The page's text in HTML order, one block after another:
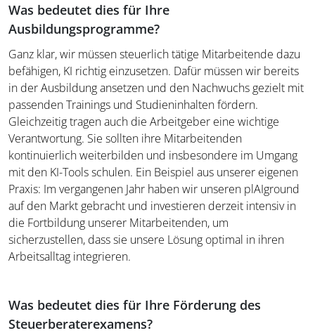
Was bedeutet dies für Ihre
Ausbildungsprogramme?
Ganz klar, wir müssen steuerlich tätige Mitarbeitende dazu
befähigen, KI richtig einzusetzen. Dafür müssen wir bereits
in der Ausbildung ansetzen und den Nachwuchs gezielt mit
passenden Trainings und Studieninhalten fördern.
Gleichzeitig tragen auch die Arbeitgeber eine wichtige
Verantwortung. Sie sollten ihre Mitarbeitenden
kontinuierlich weiterbilden und insbesondere im Umgang
mit den KI-Tools schulen. Ein Beispiel aus unserer eigenen
Praxis: Im vergangenen Jahr haben wir unseren plAIground
auf den Markt gebracht und investieren derzeit intensiv in
die Fortbildung unserer Mitarbeitenden, um
sicherzustellen, dass sie unsere Lösung optimal in ihren
Arbeitsalltag integrieren.
Was bedeutet dies für Ihre Förderung des
Steuerberaterexamens?